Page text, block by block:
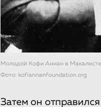
Молодой Кофи Аннан в
Фото: kofiannanfoundation.org
Затем он